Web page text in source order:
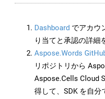
Dashboard でアカウ
り当てと承認の詳細
Aspose.Words
リポジトリから
Aspose.Cells Cloud
得して、SDK を自分